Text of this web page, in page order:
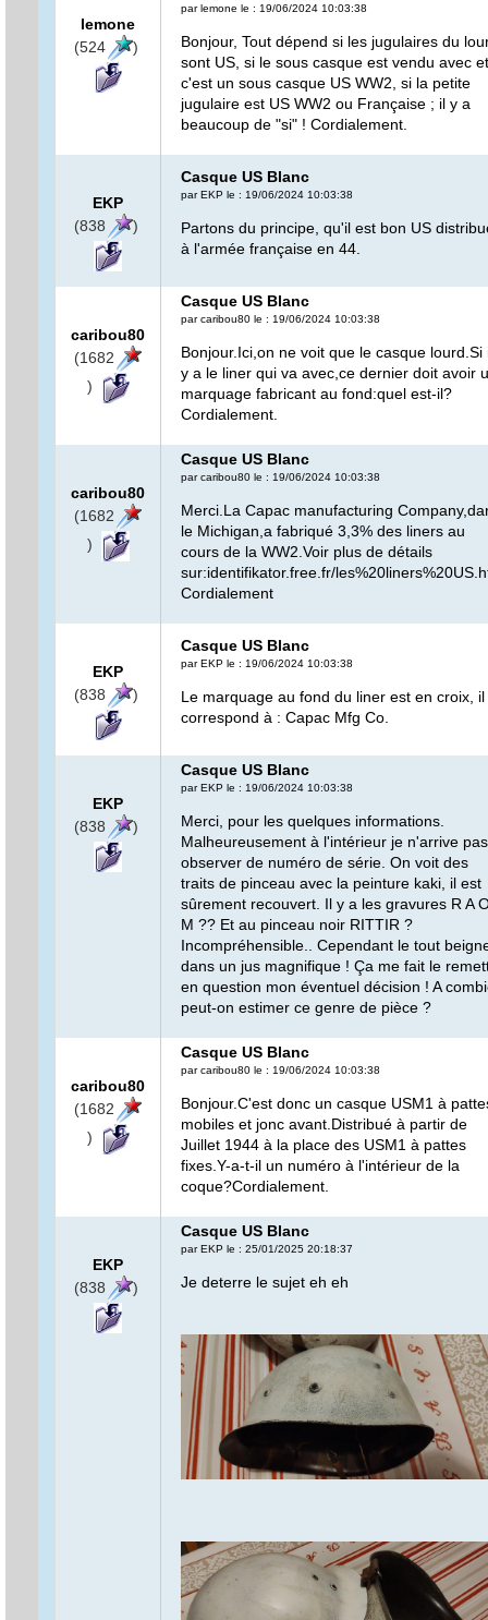
lemone
(524
)
par lemone le : 19/06/2024 10:03:38
Bonjour, Tout dépend si les jugulaires du
sont US, si le sous casque est vendu avec
c'est un sous casque US WW2, si la petite
jugulaire est US WW2 ou Française ; il y a
beaucoup de "si" ! Cordialement.
EKP
(838
)
Casque US Blanc
par EKP le : 19/06/2024 10:03:38
Partons du principe, qu'il est bon US
à l'armée française en 44.
caribou80
(1682
)
Casque US Blanc
par caribou80 le : 19/06/2024 10:03:38
Bonjour.Ici,on ne voit que le casque lourd.Si
y a le liner qui va avec,ce dernier doit avoir
marquage fabricant au fond:quel est-il?
Cordialement.
caribou80
(1682
)
Casque US Blanc
par caribou80 le : 19/06/2024 10:03:38
Merci.La Capac manufacturing
le Michigan,a fabriqué 3,3% des liners au
cours de la WW2.Voir plus de détails
sur:identifikator.free.fr/
Cordialement
EKP
(838
)
Casque US Blanc
par EKP le : 19/06/2024 10:03:38
Le marquage au fond du liner est en croix, il
correspond à : Capac Mfg Co.
EKP
(838
)
Casque US Blanc
par EKP le : 19/06/2024 10:03:38
Merci, pour les quelques informations.
Malheureusement à l'intérieur je n'arrive
observer de numéro de série. On voit des
traits de pinceau avec la peinture kaki, il est
sûrement recouvert. Il y a les gravures R A
M ?? Et au pinceau noir RITTIR ?
Incompréhensible.. Cependant le tout
dans un jus magnifique ! Ça me fait le
en question mon éventuel décision ! A
peut-on estimer ce genre de pièce ?
caribou80
(1682
)
Casque US Blanc
par caribou80 le : 19/06/2024 10:03:38
Bonjour.C'est donc un casque USM1 à
mobiles et jonc avant.Distribué à partir de
Juillet 1944 à la place des USM1 à pattes
fixes.Y-a-t-il un numéro à l'intérieur de la
coque?Cordialement.
EKP
(838
)
Casque US Blanc
par EKP le : 25/01/2025 20:18:37
Je deterre le sujet eh eh